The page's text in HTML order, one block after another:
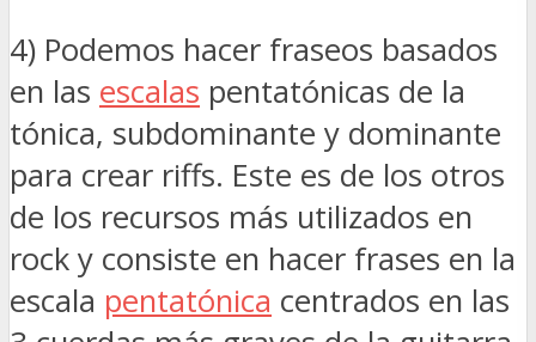
4) Podemos hacer fraseos basados
en las escalas pentatónicas de la
tónica, subdominante y dominante
para crear riffs. Este es de los otros
de los recursos más utilizados en
rock y consiste en hacer frases en la
escala pentatónica centrados en las